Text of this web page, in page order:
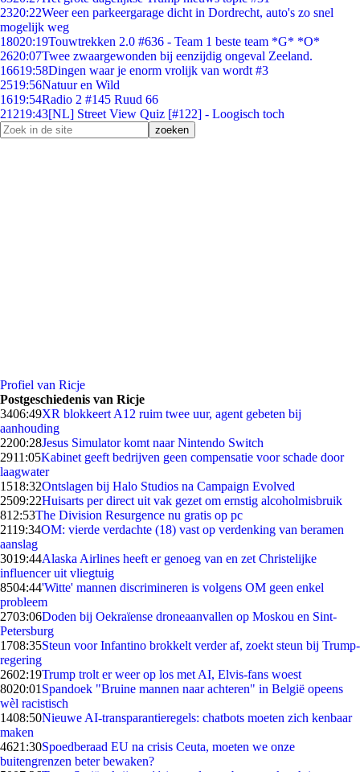
2320:22Weer een parkeergarage dicht in Dordrecht, auto's zo snel
mogelijk weg
18020:19Touwtrekken 2.0 #636 - Team 1 beste team *G* *O*
2620:07Twee zwaargewonden bij eenzijdig ongeval Zeeland.
16619:58Dingen waar je enorm vrolijk van wordt #3
2519:56Natuur en Wild
1619:54Radio 2 #145 Ruud 66
21219:43[NL] Street View Quiz [#122] - Loogisch toch
Profiel van Ricje
Postgeschiedenis van Ricje
3406:49XR blokkeert A12 ruim twee uur, agent gebeten bij
aanhouding
2200:28Jesus Simulator komt naar Nintendo Switch
2911:05Kabinet geeft bedrijven geen compensatie voor schade door
laagwater
1518:32Ontslagen bij Halo Studios na Campaign Evolved
2509:22Huisarts per direct uit vak gezet om ernstig alcoholmisbruik
812:53The Division Resurgence nu gratis op pc
2119:34OM: vierde verdachte (18) vast op verdenking van beramen
aanslag
3019:44Alaska Airlines heeft er genoeg van en zet Christelijke
influencer uit vliegtuig
8504:44'Witte' mannen discrimineren is volgens OM geen enkel
probleem
2703:06Doden bij Oekraïense droneaanvallen op Moskou en Sint-
Petersburg
1708:35Steun voor Infantino brokkelt verder af, zoekt steun bij Trump-
regering
2602:19Trump trolt er weer op los met AI, Elvis-fans woest
8020:01 Spandoek "Bruine mannen naar achteren" in België opeens
wèl racistisch
1408:50Nieuwe AI-transparantieregels: chatbots moeten zich kenbaar
maken
4621:30Spoedberaad EU na crisis Ceuta, moeten we onze
buitengrenzen beter bewaken?